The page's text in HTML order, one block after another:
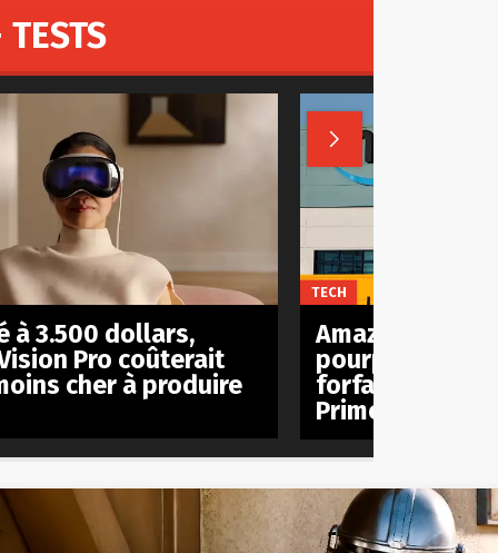

à 3.500 dollars,
Pro coûterait
cher à produire
TECH
Amazon est
pourparlers
forfait mobile
Prime